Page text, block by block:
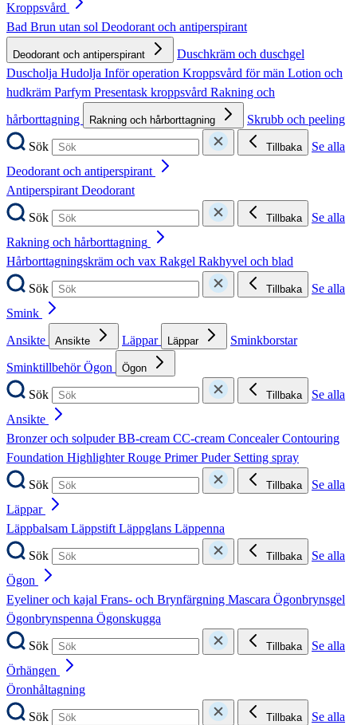
Kroppsvård
Bad Brun utan sol Deodorant och antiperspirant
Deodorant och antiperspirant
Duschkräm och duschgel
Duscholja Hudolja Inför operation Kroppsvård för män Lotion och
hudkräm Parfym Presentask kroppsvård Rakning och
hårborttagning
Rakning och hårborttagning
Skrubb och peeling
Sök
Tillbaka
Se alla
Deodorant och antiperspirant
AntiperspirantDeodorant
Sök
Tillbaka
Se alla
Rakning och hårborttagning
Hårborttagningskräm och vax Rakgel Rakhyvel och blad
Sök
Tillbaka
Se alla
Smink
Ansikte
Ansikte Läppar Läppar
Sminkborstar
SminktillbehörÖgon Ögon
Sök Tillbaka
Se alla
Ansikte
Bronzer och solpuderBB-cream CC-cream ConcealerContouring
Foundation HighlighterRouge PrimerPuder Setting spray
Sök
Tillbaka
Se alla
Läppar
Läppbalsam LäppstiftLäppglans Läppenna
Sök
Tillbaka
Se alla
Ögon
Eyeliner och kajal Frans- och Brynfärgning Mascara Ögonbrynsgel
Ögonbrynspenna Ögonskugga
Sök
Tillbaka
Se alla
Örhängen
Öronhåltagning
Sök
Tillbaka
Se alla